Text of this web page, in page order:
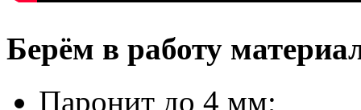
Берём в работу
Паронит до 4 мм;